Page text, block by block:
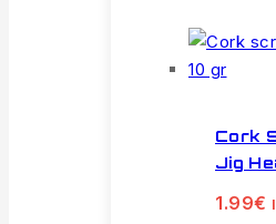
Cork
Jig
1.99€